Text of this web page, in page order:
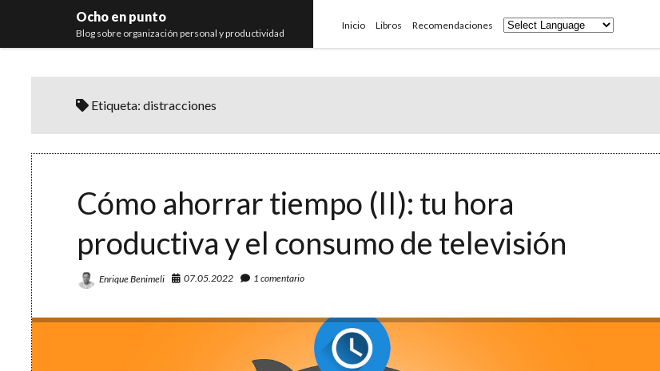
Ocho en punto
Blog sobre organización personal y productividad
Inicio Libros Recomendaciones
Etiqueta:distracciones
Cómo ahorrar tiempo (II): tu hora
productiva y el consumo de televisión
Enrique Benimeli 07.05.2022 1 comentario